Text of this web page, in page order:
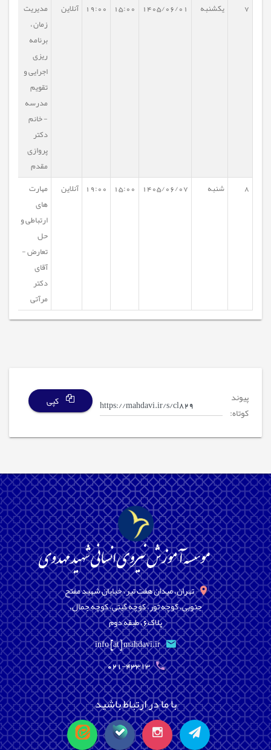
7
یکشنبه 1405/06/01
15:00
19:00 آنلاین
مدیریت
زمان ،
برنامه
ریزی
اجرایی و
تقویم
مدرسه
- خانم
دکتر
پروازی
مقدم
8
شنبه 1405/06/07
15:00
19:00 آنلاین
مهارت
های
ارتباطی و
حل
تعارض -
آقای
دکتر
مرآتی
پیوند
کوتاه:
کپی
تهران، میدان هفت تیر، خیابان شهید مفتح
جنوبی، کوچه تور، کوچه گیتی، کوچه جمال،
پلاک6، طبقه دوم
info [at] mahdavi.ir
021-43313
با ما در ارتباط باشید